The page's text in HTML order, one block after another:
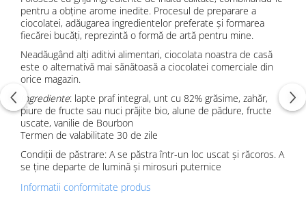
pentru a obține arome inedite. Procesul de preparare a
ciocolatei, adăugarea ingredientelor preferate și formarea
fiecărei bucăți, reprezintă o formă de artă pentru mine.
Neadăugând alți aditivi alimentari, ciocolata noastra de casă
este o alternativă mai sănătoasă a ciocolatei comerciale din
orice magazin.
Ingrediente: lapte praf integral, unt cu 82% grăsime, zahăr,
piure de fructe sau nuci prăjite bio, alune de pădure, fructe
uscate, vanilie de Bourbon
Termen de valabilitate 30 de zile
Condiții de păstrare: A se păstra într-un loc uscat și răcoros. A
se ține departe de lumină și mirosuri puternice
Informatii conformitate produs